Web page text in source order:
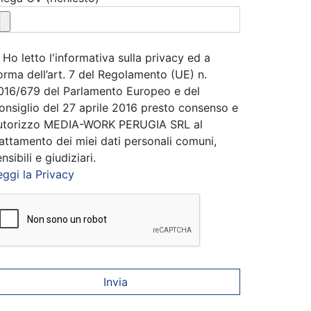
Ho letto l'informativa sulla privacy ed a
dell’art. 7 del Regolamento (UE) n.
679 del Parlamento Europeo e del
del 27 aprile 2016 presto consenso e
MEDIA-WORK PERUGIA SRL al
dei miei dati personali comuni,
e giudiziari.
la Privacy